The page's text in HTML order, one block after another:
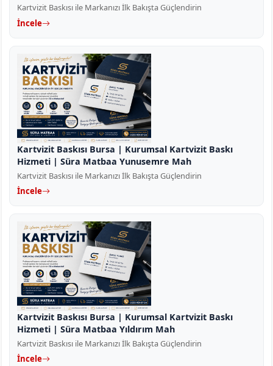
Kartvizit Baskısı ile Markanızı İlk Bakışta Güçlendirin
İncele
Kartvizit Baskısı Bursa | Kurumsal Kartvizit Baskı
Hizmeti | Süra Matbaa Yunusemre Mah
Kartvizit Baskısı ile Markanızı İlk Bakışta Güçlendirin
İncele
Kartvizit Baskısı Bursa | Kurumsal Kartvizit Baskı
Hizmeti | Süra Matbaa Yıldırım Mah
Kartvizit Baskısı ile Markanızı İlk Bakışta Güçlendirin
İncele